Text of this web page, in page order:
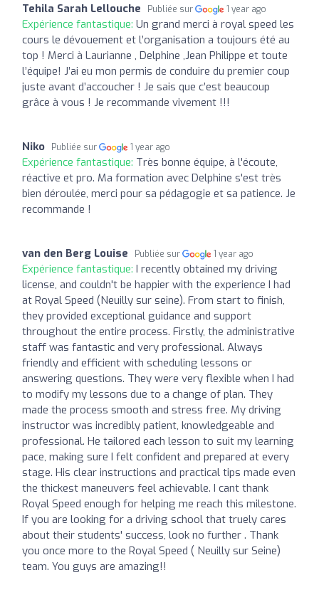
Tehila Sarah Lellouche Publiée sur 1 year ago
Expérience fantastique: Un grand merci à royal speed les
cours le dévouement et l’organisation a toujours été au
top ! Merci à Laurianne , Delphine ,Jean Philippe et toute
l’équipe! J’ai eu mon permis de conduire du premier coup
juste avant d’accoucher ! Je sais que c’est beaucoup
grâce à vous ! Je recommande vivement !!!
Niko Publiée sur 1 year ago
Expérience fantastique: Très bonne équipe, à l'écoute,
réactive et pro. Ma formation avec Delphine s'est très
bien déroulée, merci pour sa pédagogie et sa patience. Je
recommande !
van den Berg Louise Publiée sur 1 year ago
Expérience fantastique: I recently obtained my driving
license, and couldn't be happier with the experience I had
at Royal Speed (Neuilly sur seine). From start to finish,
they provided exceptional guidance and support
throughout the entire process. Firstly, the administrative
staff was fantastic and very professional. Always
friendly and efficient with scheduling lessons or
answering questions. They were very flexible when I had
to modify my lessons due to a change of plan. They
made the process smooth and stress free. My driving
instructor was incredibly patient, knowledgeable and
professional. He tailored each lesson to suit my learning
pace, making sure I felt confident and prepared at every
stage. His clear instructions and practical tips made even
the thickest maneuvers feel achievable. I cant thank
Royal Speed enough for helping me reach this milestone.
If you are looking for a driving school that truely cares
about their students' success, look no further . Thank
you once more to the Royal Speed ( Neuilly sur Seine)
team. You guys are amazing!!